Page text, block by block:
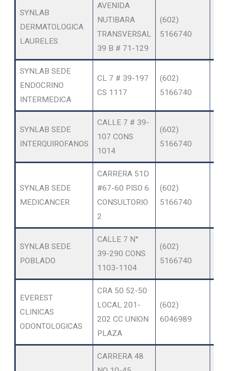
SYNLAB
DERMATOLOGICA
LAURELES
AVENIDA
NUTIBARA
TRANSVERSAL
39 B # 71-129
(602)
5166740
SYNLAB SEDE
ENDOCRINO
INTERMEDICA
CL 7 # 39-197
CS 1117
(602)
5166740
SYNLAB SEDE
INTERQUIROFANOS
CALLE 7 # 39-
107 CONS
1014
(602)
5166740
SYNLAB SEDE
MEDICANCER
CARRERA 51D
#67-60 PISO 6
CONSULTORIO
2
(602)
5166740
SYNLAB SEDE
POBLADO
CALLE 7 N°
39-290 CONS.
1103-1104
(602)
5166740
EVEREST
CLINICAS
ODONTOLOGICAS
CRA 50 52-50
LOCAL 201-
202 CC UNION
PLAZA
(602)
6046989
CARRERA 48